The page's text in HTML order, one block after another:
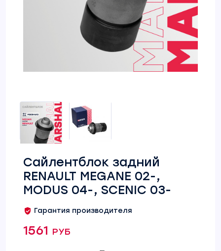
Сайлентблок задний
RENAULT MEGANE 02-,
MODUS 04-, SCENIC 03-
Гарантия производителя
1561 руб